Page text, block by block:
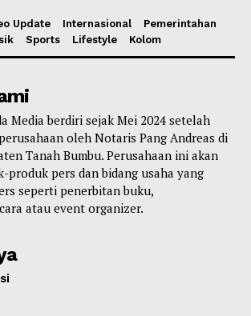
Update Internasional
Pemerintahan
Sports Lifestyle Kolom
Media berdiri sejak Mei 2024 setelah
oleh Notaris Pang Andreas di
Tanah Bumbu. Perusahaan ini akan
produk pers dan bidang usaha yang
seperti penerbitan buku,
atau event organizer.